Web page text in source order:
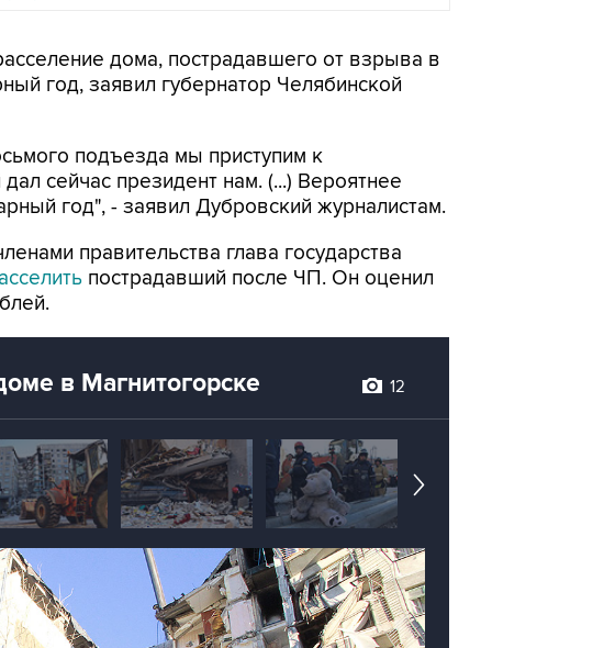
дома, пострадавшего от взрыва в
год, заявил губернатор Челябинской
подъезда мы приступим к
сейчас президент нам. (...) Вероятнее
год", - заявил Дубровский журналистам.
правительства глава государства
пострадавший после ЧП. Он оценил
в Магнитогорске 12